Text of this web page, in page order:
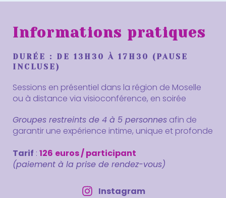
Informations pratiques
DURÉE
: DE 13H30 À 17H30 (PAUSE
INCLUSE)
Sessions en présentiel dans la région de Moselle
ou à distance via visioconférence, en soirée
Groupes restreints de 4 à 5 personnes afin de
garantir une expérience intime, unique et profonde
Tarif : 126 euros/ participant
(paiement à la prise de rendez-vous)
Instagram